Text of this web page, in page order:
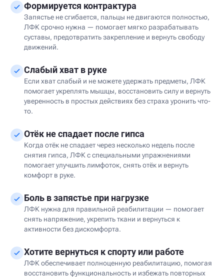
Формируется контрактура
Запястье не сгибается, пальцы не двигаются полностью,
ЛФК срочно нужна — помогает мягко разрабатывать
суставы, предотвратить закрепление и вернуть свободу
движений.
Слабый хват в руке
Если хват слабый и не можете удержать предметы, ЛФК
помогает укреплять мышцы, восстановить силу и вернуть
уверенность в простых действиях без страха уронить что-
то.
Отёк не спадает после гипса
Когда отёк не спадает через несколько недель после
снятия гипса, ЛФК с специальными упражнениями
помогает улучшить лимфоток, снять отёк и вернуть
комфорт в руке.
Боль в запястье при нагрузке
ЛФК нужна для правильной реабилитации — помогает
снять напряжение, укрепить ткани и вернуться к
активности без дискомфорта.
Хотите вернуться к спорту или работе
ЛФК обеспечивает полноценную реабилитацию, помогая
восстановить функциональность и избежать повторных